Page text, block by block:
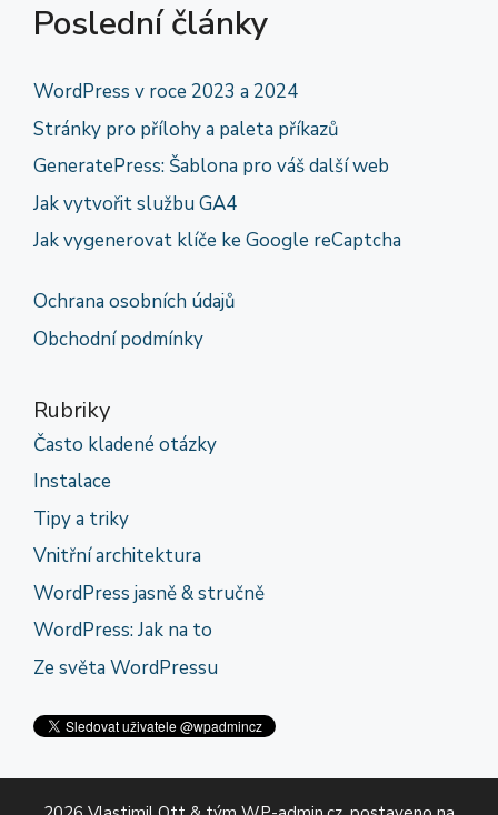
Poslední články
WordPress v roce 2023 a 2024
Stránky pro přílohy a paleta příkazů
GeneratePress: Šablona pro váš další web
Jak vytvořit službu GA4
Jak vygenerovat klíče ke Google reCaptcha
Ochrana osobních údajů
Obchodní podmínky
Rubriky
Často kladené otázky
Instalace
Tipy a triky
Vnitřní architektura
WordPress jasně & stručně
WordPress: Jak na to
Ze světa WordPressu